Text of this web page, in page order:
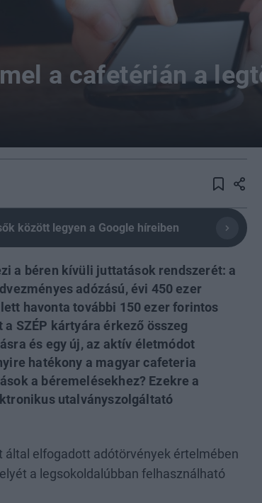
a cafetérián a
között legyen a Google híreiben
a béren kívüli juttatások rendszerét: a
adózású, évi 450 ezer
havonta további 150 ezer forintos
SZÉP kártyára érkező összeg
és egy új, az aktív életmódot
hatékony a magyar cafeteria
a béremelésekhez? Ezekre a
utalványszolgáltató
által elfogadott adótörvények értelmében
a legsokoldalúbban felhasználható